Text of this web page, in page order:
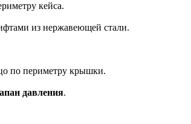
кейса.
из нержавеющей стали.
по периметру крышки.
давления.